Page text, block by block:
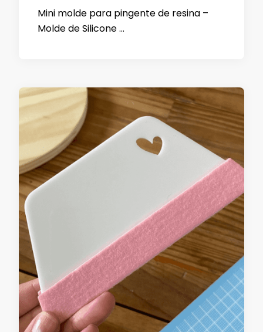
Mini molde para pingente de resina –
Molde de Silicone …